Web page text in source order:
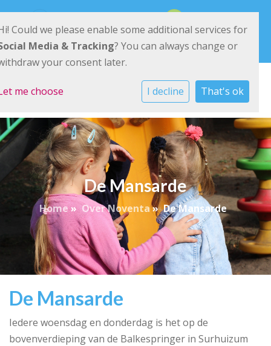
E-mailadres
De Mansarde
Home» Over Noventa» De Mansarde
De Mansarde
Iedere woensdag en donderdag is het op de
bovenverdieping van de Balkespringer in Surhuizum
Could we please enable some additional services for
Media & Tracking? You can always change or
your consent later.
me choose I decline That's ok